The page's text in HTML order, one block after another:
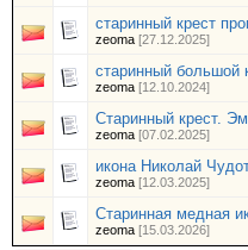
старинный крест
zeoma [27.12.2025]
старинный большой
zeoma [12.10.2024]
Старинный крест.
zeoma [07.02.2025]
икона Николай
zeoma [12.03.2025]
Старинная медная
zeoma [15.03.2026]